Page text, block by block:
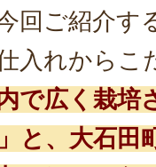
回ご紹介す
入れからこ
で広く栽培
と、大石田